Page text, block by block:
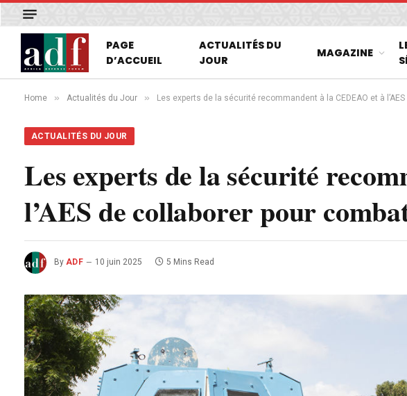
PAGE
D’ACCUEIL
ACTUALITÉS DU
JOUR
MAGAZINE
Home » Actualités du Jour » Les experts de la sécurité recommandent à la CEDEAO et à
ACTUALITÉS DU JOUR
Les experts de la sécurité
l’AES de collaborer pour
By ADF 10 juin 2025 5 Mins Read